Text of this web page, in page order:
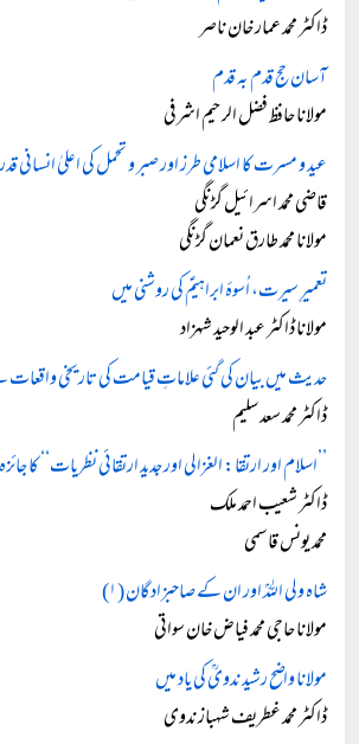
ڈاکٹر محمد عمار خان ناصر
آسان حج قدم بہ قدم
مولانا حافظ فضل الرحیم اشرفی
عید و مسرت کا اسلامی طرز اور صبر و تحمل کی اعلیٰ انسانی
قاضی محمد اسرائیل گڑنگی
مولانا محمد طارق نعمان گڑنگی
تعمیرِ سیرت، اُسوۂ ابراہیمؑ کی روشنی میں
مولانا ڈاکٹر عبد الوحید شہزاد
حدیث میں بیان کی گئی علاماتِ قیامت کی تاریخی واقعات
ڈاکٹر محمد سعد سلیم
’’اسلام اور ارتقا: الغزالی اور جدید ارتقائی نظریات‘‘ کا
ڈاکٹر شعیب احمد ملک
محمد یونس قاسمی
شاہ ولی اللہؒ اور ان کے صاحبزادگان (۱)
مولانا حاجی محمد فیاض خان سواتی
مولانا واضح رشید ندویؒ کی یاد میں
ڈاکٹر محمد غطریف شہباز ندوی